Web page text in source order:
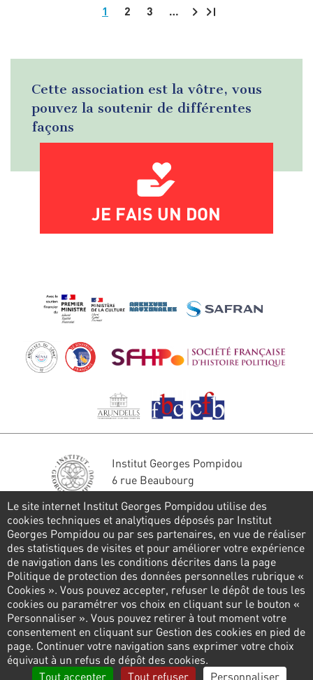
1 2 3 …
Cette association est la vôtre, vous
pouvez la soutenir de différentes
façons
JE FAIS UN DON
Institut Georges Pompidou
6 rue Beaubourg
Tél. : 01 44 78 41 22
Restons en contact
FORMULAIRE DE CONTACT
Suivez-nous
Pied
dePolitique de confidentialité Gestion des cookies
Le site internet Institut Georges Pompidou utilise des
cookies techniques et analytiques déposés par Institut
Georges Pompidou ou par ses partenaires, en vue de réaliser
des statistiques de visites et pour améliorer votre expérience
de navigation dans les conditions décrites dans la page
Politique de protection des données personnelles rubrique «
Cookies ». Vous pouvez accepter, refuser le dépôt de tous les
cookies ou paramétrer vos choix en cliquant sur le bouton «
Personnaliser ». Vous pouvez retirer à tout moment votre
consentement en cliquant sur Gestion des cookies en pied de
page. Continuer votre navigation sans exprimer votre choix
équivaut à un refus de dépôt des cookies.
Tout accepter
Tout refuser Personnaliser